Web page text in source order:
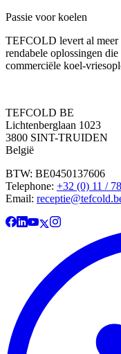
Passie voor koelen
TEFCOLD levert al meer
rendabele oplossingen
commerciële koel-
TEFCOLD BE
Lichtenberglaan 1023
3800 SINT-TRUIDEN
België
BTW: BE0450137606
Telephone: +32 (0) 11 /
Email: